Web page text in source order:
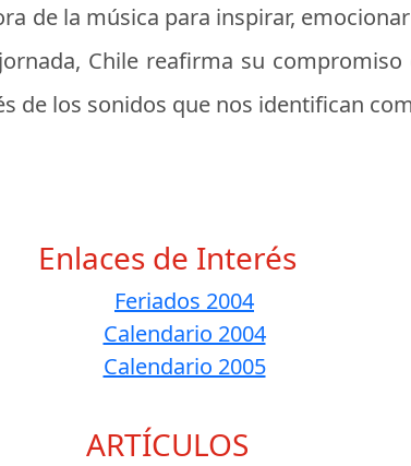
de la música para inspirar,
Chile reafirma su
de los sonidos que nos identifican
Enlaces de Interés
Feriados 2004
Calendario 2004
Calendario 2005
ARTÍCULOS